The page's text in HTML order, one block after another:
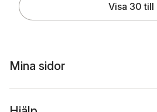
Visa 30 till
Mina sidor